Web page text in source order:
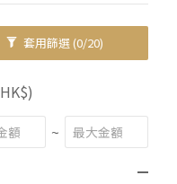
套用篩選(0/20)
~